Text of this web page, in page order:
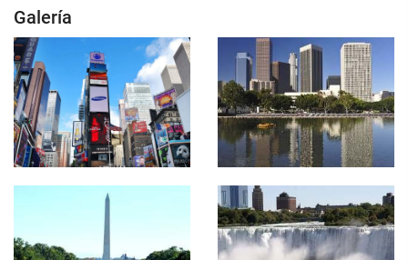
Galería